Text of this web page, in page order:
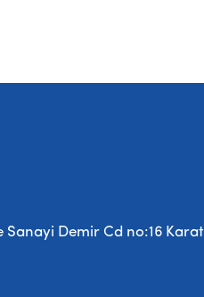
Sanayi Demir Cd no:16